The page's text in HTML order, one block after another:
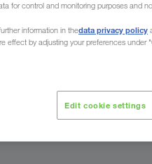
for control and monitoring purposes and
information in thedata privacy policy
effect by adjusting your preferences under
Edit cookie settings